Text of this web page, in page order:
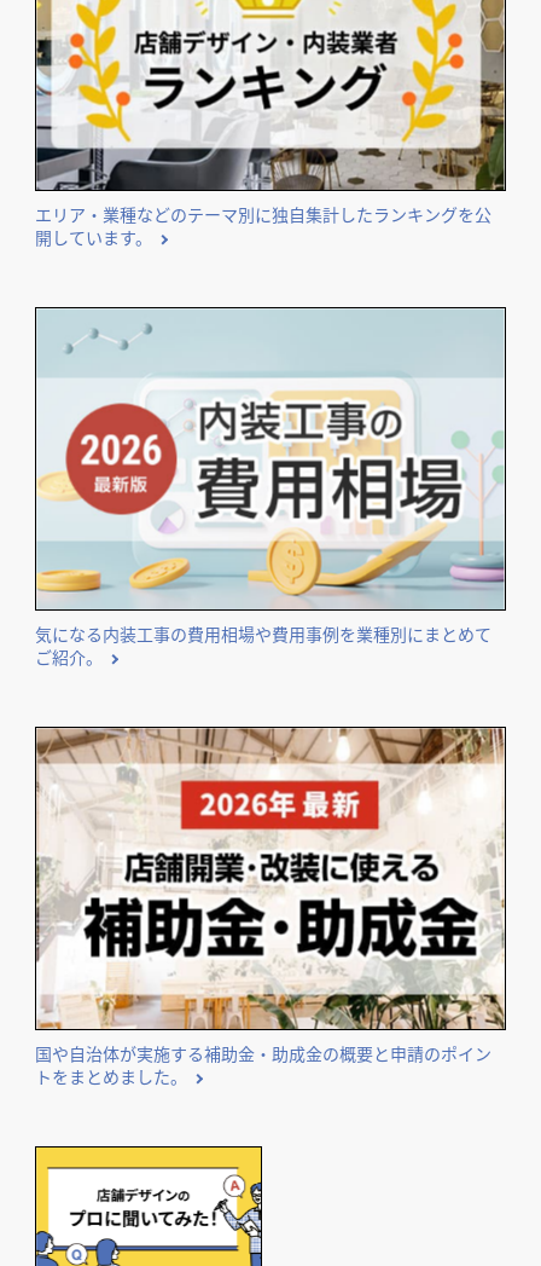
エリア・業種などのテーマ別に独自集計したランキングを公
開しています。
気になる内装工事の費用相場や費用事例を業種別にまとめて
ご紹介。